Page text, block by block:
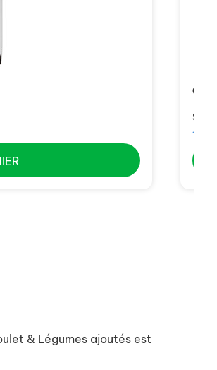
Sac
& Légumes ajoutés est